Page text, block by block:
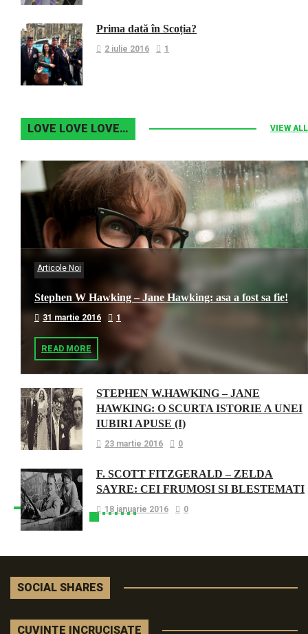
Prima dată în Scoția?
2 iulie 2016 1
LOVE LOVE LOVE… VIEW ALL
Articole Noi
Stephen W Hawking – Jane Hawking: asa a fost sa fie!
31 martie 2016 1
READ MORE
STEPHEN W.HAWKING – JANE
HAWKING: O SCURTA ISTORIE A UNEI
IUBIRI APUSE (I)
23 martie 2016 0
F. SCOTT FITZGERALD – ZELDA
SAYRE: CEI FRUMOSI SI BLESTEMATI
18 ianuarie 2016 0
SOCIAL SHARES
CUVINTE INCRUCISATE